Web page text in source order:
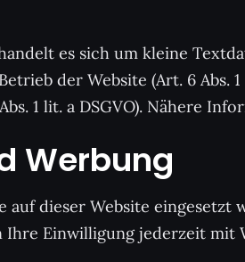
es sich um kleine
der Website (Art. 6 Abs.
1 lit. a DSGVO). Nähere
Werbung
auf dieser Website
Ihre Einwilligung jederzeit